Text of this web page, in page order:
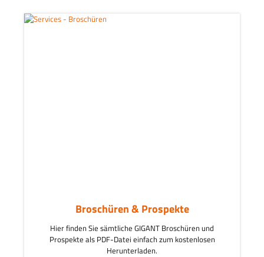
Broschüren & Prospekte
Hier finden Sie sämtliche GIGANT Broschüren und
Prospekte als PDF-Datei einfach zum kostenlosen
Herunterladen.